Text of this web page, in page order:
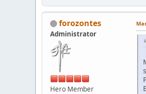
forozontes
Administrator
Hero Member